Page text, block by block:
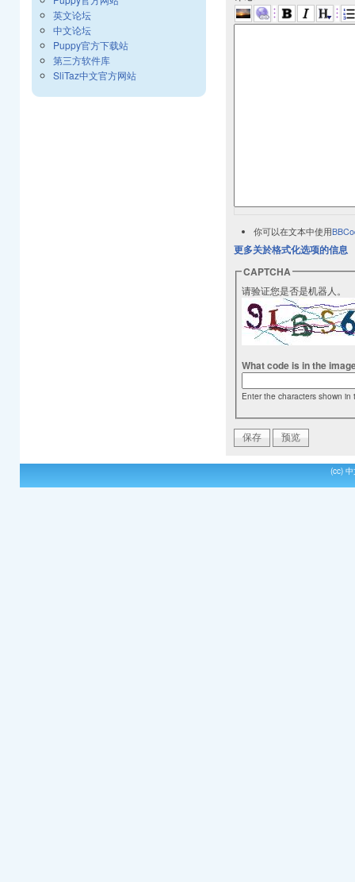
你可以在文本中使用
更多关於格式化选项的信息
CAPTCHA
请验证您是否是机器人。
What code is in the
Enter the characters shown in
英文论坛
中文论坛
Puppy官方下载站
第三方软件库
SliTaz中文官方网站
(cc)中